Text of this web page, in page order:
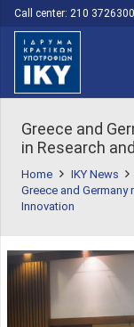
Call center: 210 3726300
Greece and
in Research
Home
IKY News
Greece and
Innovation